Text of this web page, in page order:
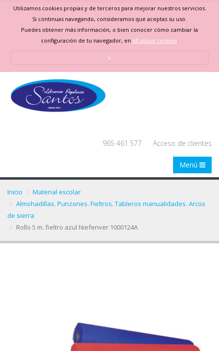
Utilizamos cookies propias y de terceros para mejorar nuestros servicios.
Si continuas navegando, consideramos que aceptas su uso.
Puedes obtener más información, o bien conocer cómo cambiar la
configuración de tu navegador, en All about cookies.
x
965 461 577 Acceso de clientes
Menú
Inicio
Material escolar
Almohadillas. Punzones. Fieltros. Tableros manualidades. Arcos
de sierra
Rollo 5 m. fieltro azul Niefenver 1000124A